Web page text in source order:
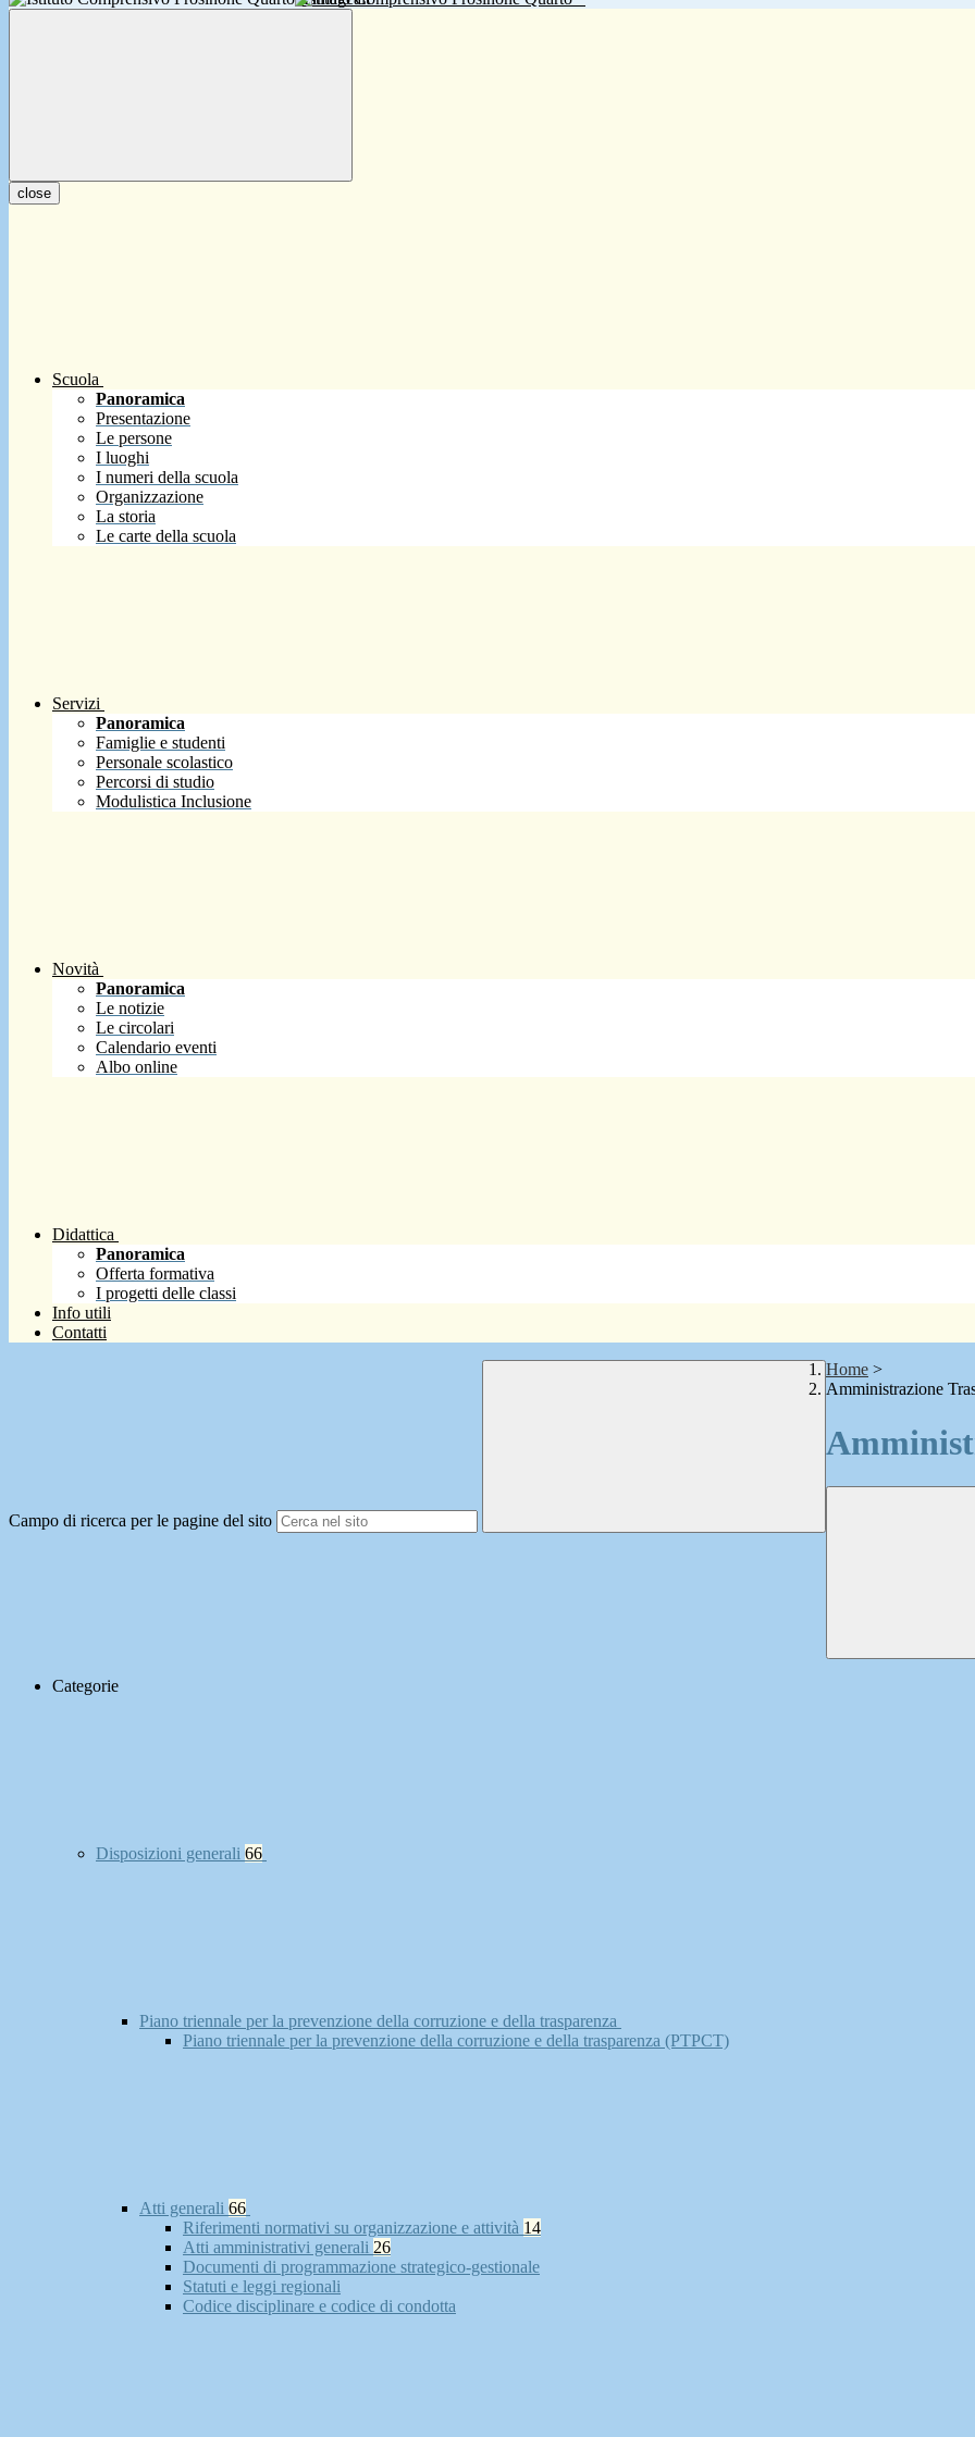
close
Scuola
Panoramica
Presentazione
Le persone
I luoghi
I numeri della scuola
Organizzazione
La storia
Le carte della scuola
Servizi
Panoramica
Famiglie e studenti
Personale scolastico
Percorsi di studio
Modulistica Inclusione
Novità
Panoramica
Le notizie
Le circolari
Calendario eventi
Albo online
Didattica
Panoramica
Offerta formativa
I progetti delle classi
Info utili
Contatti
Campo di ricerca per le pagine del sito
Home >
Amministrazione
Categorie
Disposizioni generali 66
Piano triennale per la prevenzione della corruzione e della trasparenza
Piano triennale per la prevenzione della corruzione e della trasparenza (PTPCT)
Atti generali 66
Riferimenti normativi su organizzazione e attività 14
Atti amministrativi generali 26
Documenti di programmazione strategico-gestionale
Statuti e leggi regionali
Codice disciplinare e codice di condotta